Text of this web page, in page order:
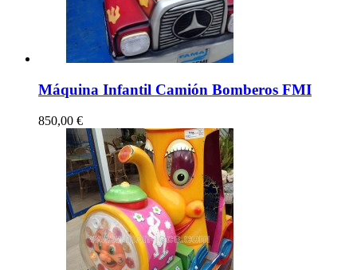
Máquina Infantil Camión Bomberos FMI
850,00 €